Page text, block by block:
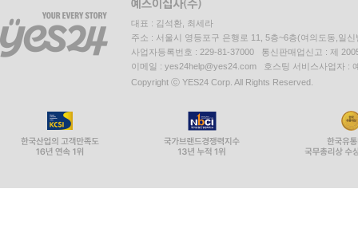
대표 : 김석환, 최세라
주소 : 서울시 영등포구 은행로 11, 5층~6층(여의도동,일신
사업자등록번호 : 229-81-37000 통신판매업신고 : 제
이메일 : yes24help@yes24.com 호스팅 서비스사업자 :
Copyright ⓒ YES24 Corp. All Rights Reserved.